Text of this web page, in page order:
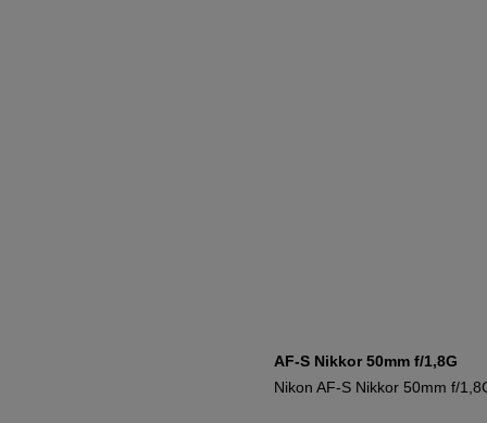
AF-S Nikkor 50mm f/1,8G
Nikon AF-S Nikkor 50mm f/